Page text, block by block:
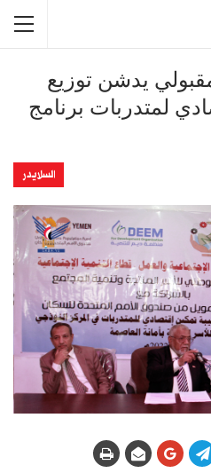
يدشن توزيع
لمتدربات برنامج
السلايدر